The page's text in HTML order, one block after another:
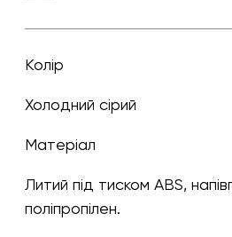
Колір
холодний сірий
Матеріал
Литий під тиском ABS, напівпрозорий
поліпропілен.